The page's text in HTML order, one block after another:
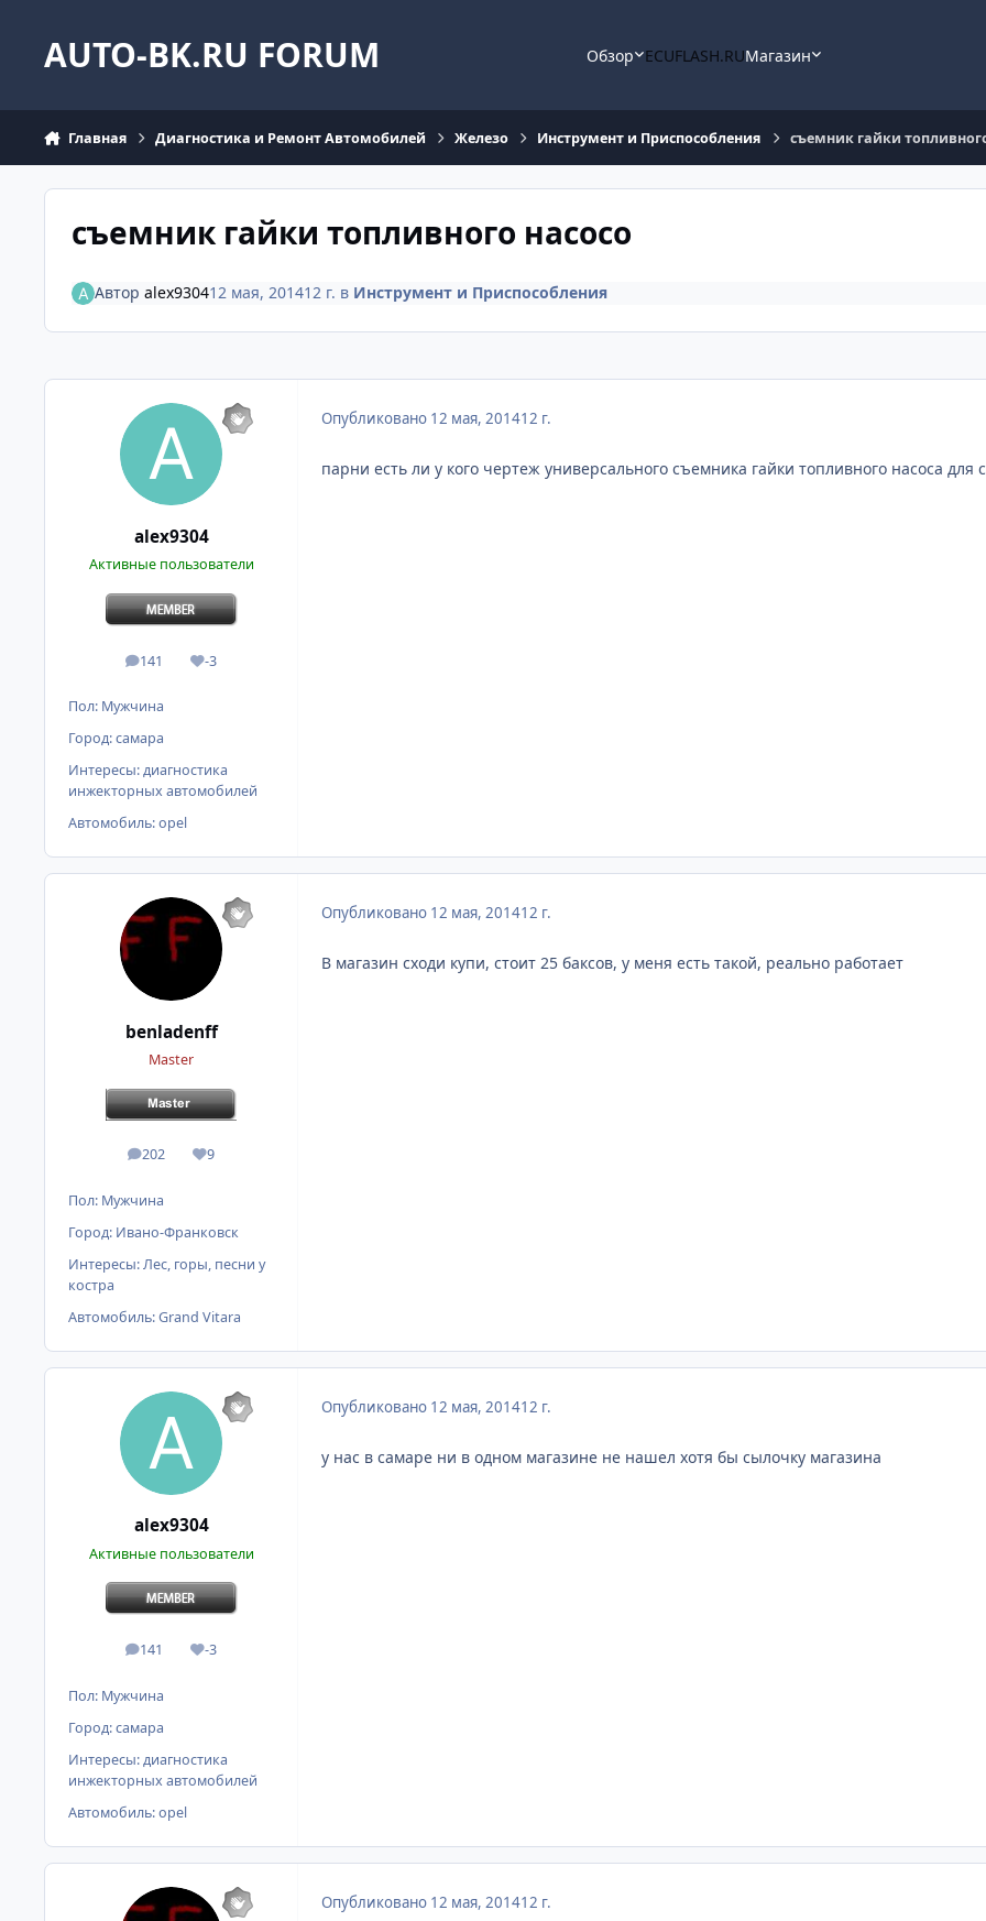
AUTO-BK.RU FORUM Обзор ECUFLASH.RUМагазин
Главная Диагностика и Ремонт Автомобилей Железо Инструмент и Приспособления съемник гайки
съемник гайки топливного насосо
Автор alex930412 мая, 201412 г. в Инструмент и Приспособления
alex9304
Активные пользователи
141
сообщения
-3
Репутация
Пол: Мужчина
Город:самара
Интересы:диагностика
инжекторных автомобилей
Автомобиль:opel
Опубликовано 12 мая, 201412 г.
парни есть ли у кого чертеж универсального съемника гайки топливного насоса для
benladenff
Master
202
сообщения
9
Репутация
Пол: Мужчина
Город: Ивано-Франковск
Интересы:Лес, горы, песни у
костра
Автомобиль:Grand Vitara
Опубликовано 12 мая, 201412 г.
В магазин сходи купи, стоит 25 баксов, у меня есть такой, реально работает
alex9304
Активные пользователи
141
сообщения
-3
Репутация
Пол: Мужчина
Город:самара
Интересы:диагностика
инжекторных автомобилей
Автомобиль:opel
Опубликовано 12 мая, 201412 г.
у нас в самаре ни в одном магазине не нашел хотя бы сылочку магазина
Опубликовано 12 мая, 201412 г.